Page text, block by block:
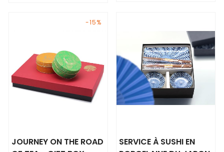
JOURNEY ON THE ROAD
-15%
SERVICE À SUSHI EN